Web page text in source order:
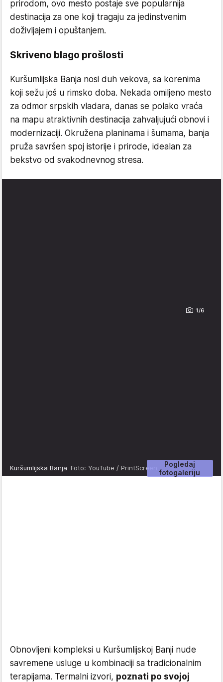
prirodom, ovo mesto postaje sve popularnija
destinacija za one koji tragaju za jedinstvenim
doživljajem i opuštanjem.
Skriveno blago prošlosti
Kuršumlijska Banja nosi duh vekova, sa korenima
koji sežu još u rimsko doba. Nekada omiljeno mesto
za odmor srpskih vladara, danas se polako vraća
na mapu atraktivnih destinacija zahvaljujući obnovi i
modernizaciji. Okružena planinama i šumama, banja
pruža savršen spoj istorije i prirode, idealan za
bekstvo od svakodnevnog stresa.
1/6
Pogledaj
fotogaleriju
Kuršumlijska Banja Foto: YouTube / PrintScreen
Obnovljeni kompleksi u Kuršumlijskoj Banji nude
savremene usluge u kombinaciji sa tradicionalnim
terapijama. Termalni izvori, poznati po svojoj